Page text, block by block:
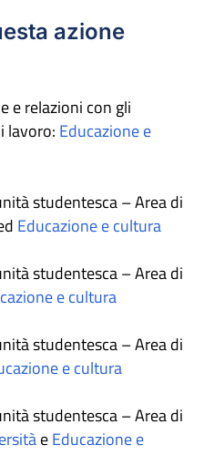
azione
e relazioni con gli
lavoro: Educazione e
studentesca – Area di
Educazione e cultura
studentesca – Area di
e cultura
studentesca – Area di
e cultura
studentesca – Area di
eEducazione e